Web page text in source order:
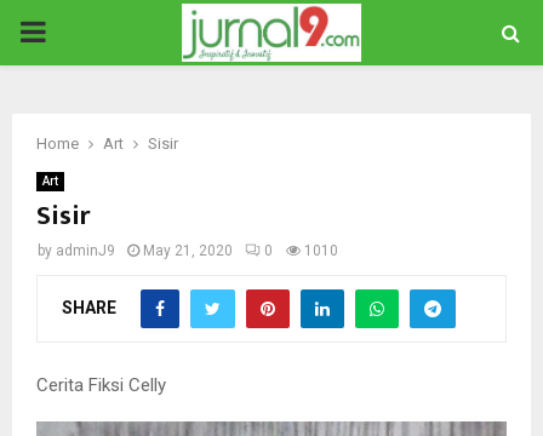
PRIMARY
Home Art Sisir
Art
Sisir
by adminJ9 May 21, 2020 0 1010
SHARE
Cerita Fiksi Celly